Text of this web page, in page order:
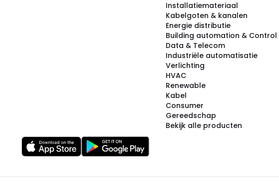
Installatiemateriaal
Kabelgoten & kanalen
Energie distributie
Building automation & Control
Data & Telecom
Industriële automatisatie
Verlichting
HVAC
Renewable
Kabel
Consumer
Gereedschap
Bekijk alle producten